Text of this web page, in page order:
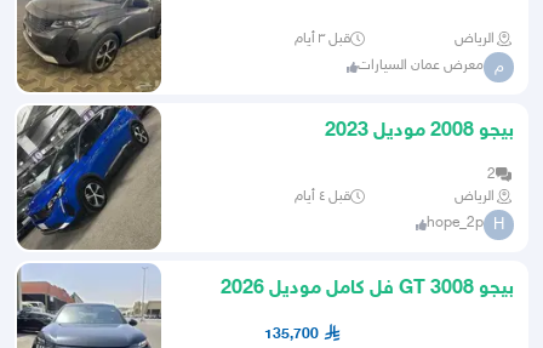
الرياض قبل ٣ أيام
م معرض عمان السيارات
بيجو 2008 موديل 2023
2
الرياض
قبل ٤ أيام
H
hope_2p
بيجو 3008 GT فل كامل موديل 2026
135,700